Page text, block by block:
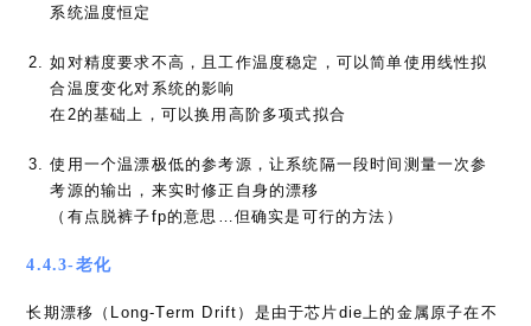
系统温度恒定
如对精度要求不高，且工作温度稳定，可以简单使用线性拟
合温度变化对系统的影响
在2的基础上，可以换用高阶多项式拟合
使用一个温漂极低的参考源，让系统隔一段时间测量一次参
考源的输出，来实时修正自身的漂移
（有点脱裤子fp的意思…但确实是可行的方法）
4.4.3-老化
长期漂移（Long-Term Drift）是由于芯片die上的金属原子在不